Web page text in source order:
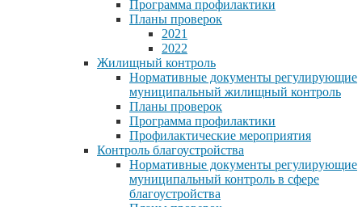
Программа профилактики
Планы проверок
2021
2022
Жилищный контроль
Нормативные документы регулирующие
муниципальный жилищный контроль
Планы проверок
Программа профилактики
Профилактические мероприятия
Контроль благоустройства
Нормативные документы регулирующие
муниципальный контроль в сфере
благоустройства